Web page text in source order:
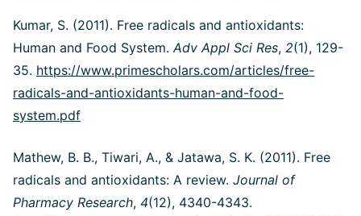
Kumar, S. (2011). Free radicals and antioxidants:
Human and Food System.Adv Appl Sci Res, 2(1), 129-
35. https://www.primescholars.com/articles/free-
radicals-and-antioxidants-human-and-food-
system.pdf
Mathew, B. B., Tiwari, A., & Jatawa, S. K. (2011). Free
radicals and antioxidants: A review. Journal of
Pharmacy Research, 4(12), 4340-4343.